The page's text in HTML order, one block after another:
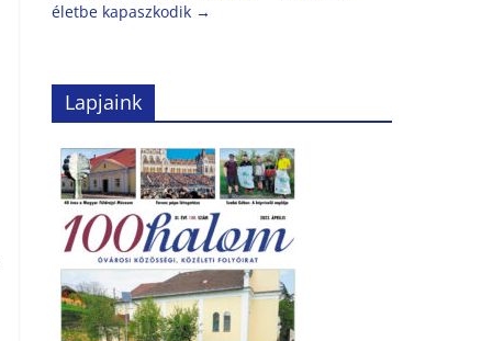
életbe kapaszkodik →
Lapjaink